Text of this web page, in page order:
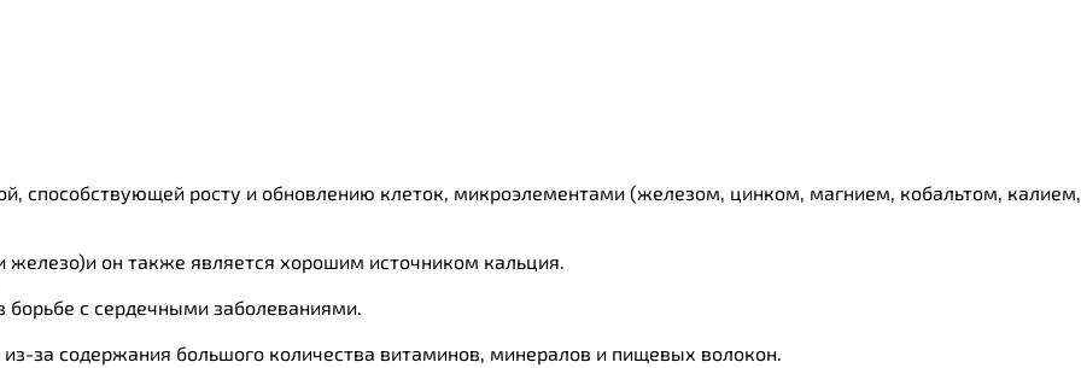
способствующей росту и обновлению клеток, микроэлементами (железом, цинком, магнием, кобальтом, калием,
он также является хорошим источником кальция.
с сердечными заболеваниями.
за содержания большого количества витаминов, минералов и пищевых волокон.